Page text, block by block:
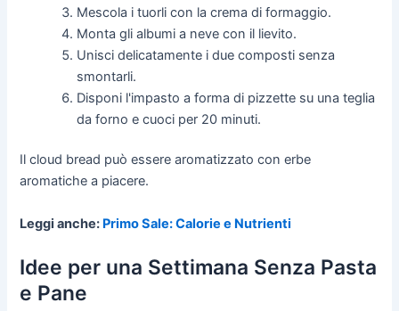
Mescola i tuorli con la crema di formaggio.
Monta gli albumi a neve con il lievito.
Unisci delicatamente i due composti senza
smontarli.
Disponi l'impasto a forma di pizzette su una teglia
da forno e cuoci per 20 minuti.
Il cloud bread può essere aromatizzato con erbe
aromatiche a piacere.
Leggi anche: Primo Sale: Calorie e Nutrienti
Idee per una Settimana Senza Pasta
e Pane